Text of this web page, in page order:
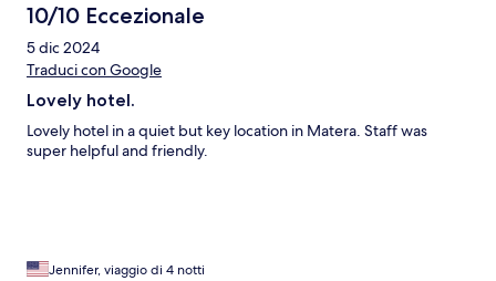
10/10 Eccezionale
5 dic 2024
Traduci con Google
Lovely hotel.
Lovely hotel in a quiet but key location in Matera. Staff was
super helpful and friendly.
Jennifer, viaggio di 4 notti